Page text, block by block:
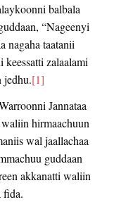
balbala
“Nageenyi
nagaha taatanii
zalaalami
jedhu.[1]
Jannataa
hirmaachuun
wal jaallachaa
guddaan
akkanatti waliin
fida.